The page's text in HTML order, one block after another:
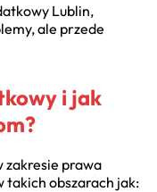
Lublin,
ale przede
i jak
zakresie prawa
obszarach jak: